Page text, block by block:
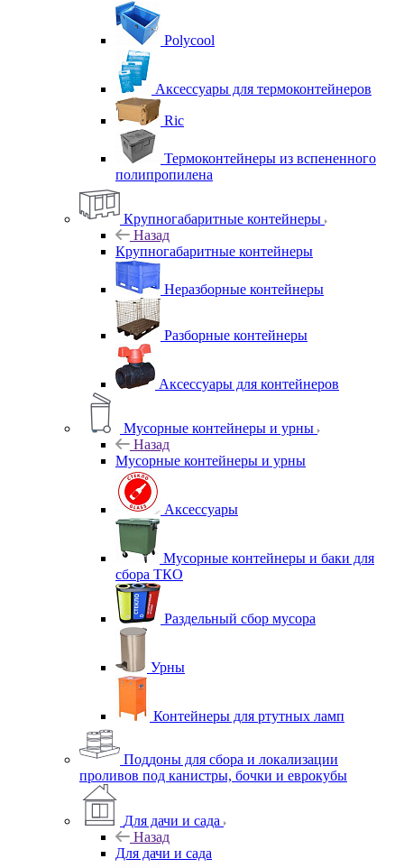
Polycool
Аксессуары для термоконтейнеров
Ric
Термоконтейнеры из вспененного
полипропилена
Крупногабаритные контейнеры
Назад
Крупногабаритные контейнеры
Неразборные контейнеры
Разборные контейнеры
Аксессуары для контейнеров
Мусорные контейнеры и урны
Назад
Мусорные контейнеры и урны
Аксессуары
Мусорные контейнеры и баки для
сбора ТКО
Раздельный сбор мусора
Урны
Контейнеры для ртутных ламп
Поддоны для сбора и локализации
проливов под канистры, бочки и еврокубы
Для дачи и сада
Назад
Для дачи и сада